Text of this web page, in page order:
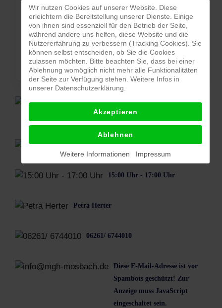
(6)
GASTPROJEKTE (2)
BESONDERE PROJEKTE (0)
MGH Mosbach,
siehe oben
15:00 Uhr - 17:00 Uhr
Petra Herter
06261/ 6744010
Diese E-Mail-Adresse ist vor
Spambots geschützt! Zur
Anzeige muss JavaScript
eingeschaltet sein.
Wir nutzen Cookies auf unserer Website. Diese
erleichtern die Bereitstellung unserer Dienste. Einige
von ihnen sind essenziell für den Betrieb der Seite,
während andere uns helfen, diese Website und die
Nutzererfahrung zu verbessern (Tracking Cookies). Sie
können selbst entscheiden, ob Sie die Cookies
zulassen möchten. Bitte beachten Sie, dass bei einer
Ablehnung womöglich nicht mehr alle Funktionalitäten
der Seite zur Verfügung stehen. Weitere Infos in
unserer Datenschutzerklärung.
Akzeptieren
Ablehnen
Weitere Informationen Impressum